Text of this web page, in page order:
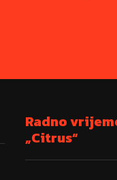
Radno
„Citrus“